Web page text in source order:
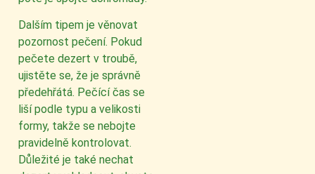
Dalším tipem je věnovat
pozornost pečení. Pokud
pečete dezert v troubě,
ujistěte se, že je správně
předehřátá. Pečící čas se
liší podle typu a velikosti
formy, takže se nebojte
pravidelně kontrolovat.
Důležité je také nechat